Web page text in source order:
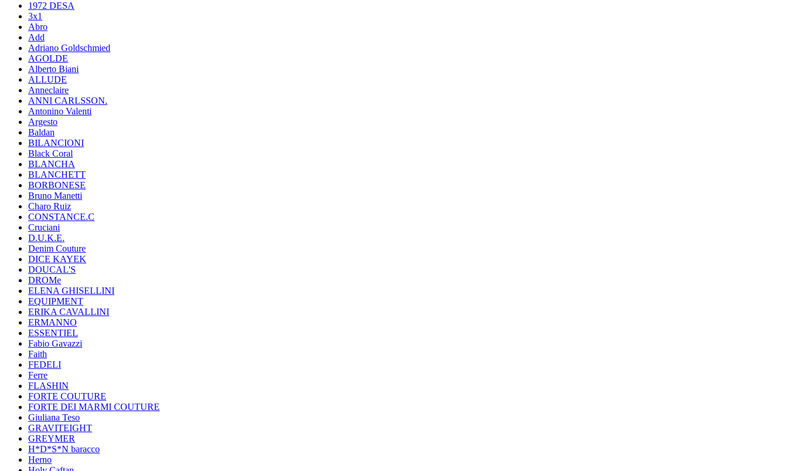
1972 DESA
3x1
Abro
Add
Adriano Goldschmied
AGOLDE
Alberto Biani
ALLUDE
Anneclaire
ANNI CARLSSON.
Antonino Valenti
Argesto
Baldan
BILANCIONI
Black Coral
BLANCHA
BLANCHETT
BORBONESE
Bruno Manetti
Charo Ruiz
CONSTANCE.C
Cruciani
D.U.K.E.
Denim Couture
DICE KAYEK
DOUCAL'S
DROMe
ELENA GHISELLINI
EQUIPMENT
ERIKA CAVALLINI
ERMANNO
ESSENTIEL
Fabio Gavazzi
Faith
FEDELI
Ferre
FLASHIN
FORTE COUTURE
FORTE DEI MARMI COUTURE
Giuliana Teso
GRAVITEIGHT
GREYMER
H*D*S*N baracco
Herno